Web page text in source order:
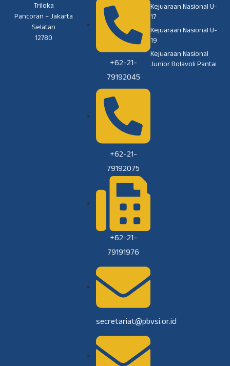
Triloka
Pancoran – Jakarta
Selatan
12780
+62-21-
79192045
+62-21-
79192075
+62-21-
79191976
secretariat@pbvsi.or.id
Kejuaraan Nasional U-
17
Kejuaraan Nasional U-
19
Kejuaraan Nasional
Junior Bolavoli Pantai